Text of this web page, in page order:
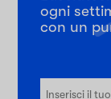
ogni
con un